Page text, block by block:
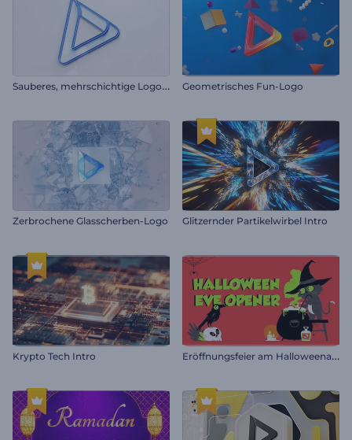
S
auberes, mehrschichtige Logo-Reveal Geometrisches Fun-Logo
Zerbrochene Glasscherben-Logo Glitzernder Partikelwirbel Intro
Krypto Tech Intro E
röffnungsfeier am Halloweenabend